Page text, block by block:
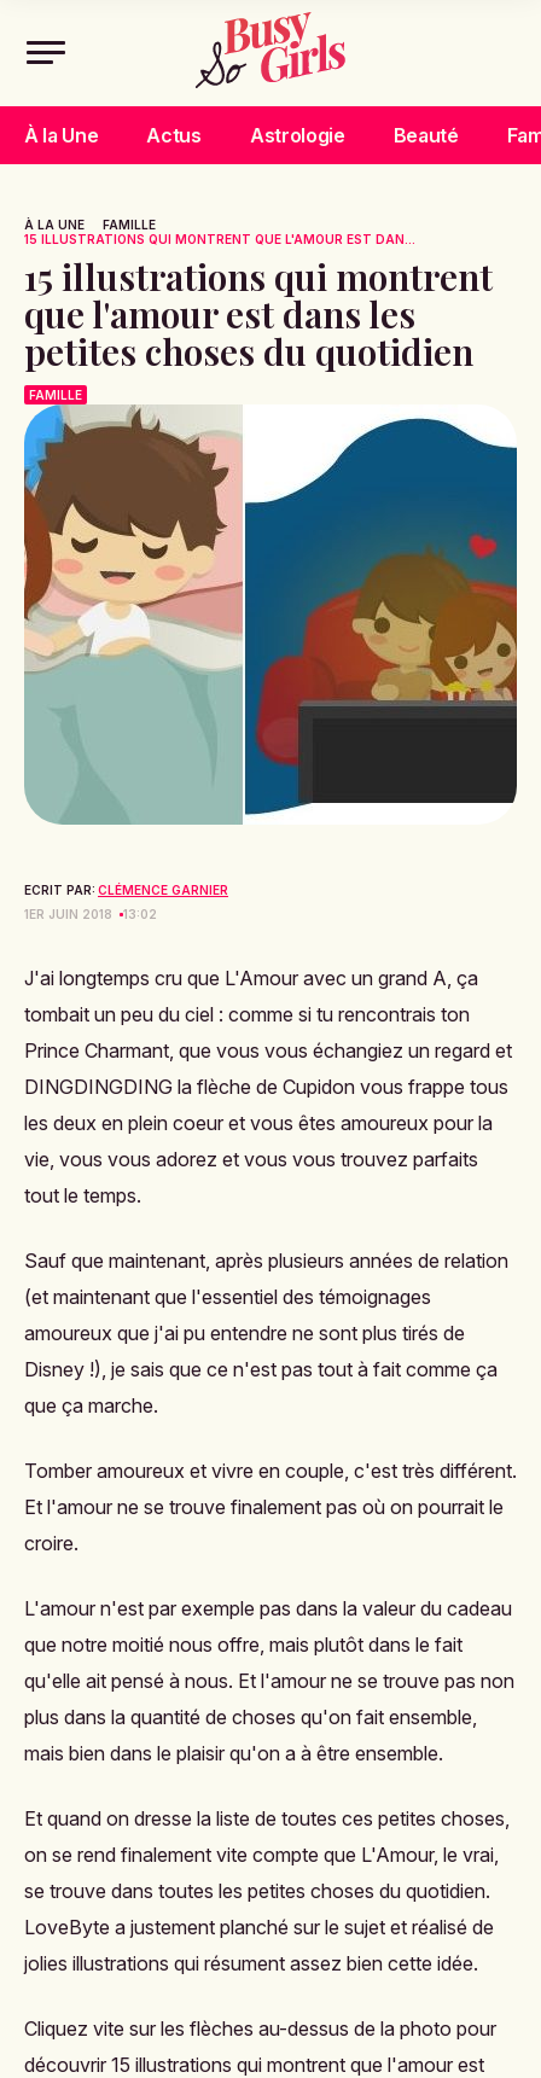
À la Une Actus Astrologie Beauté
À LA UNE
FAMILLE
15 ILLUSTRATIONS QUI MONTRENT QUE L'AMOUR EST DAN...
15 illustrations qui montrent
que l'amour est dans les
petites choses du quotidien
FAMILLE
ECRIT PAR: CLÉMENCE GARNIER
1ER JUIN 2018
13:02
J'ai longtemps cru que L'Amour avec un grand A, ça
tombait un peu du ciel : comme si tu rencontrais ton
Prince Charmant, que vous vous échangiez un regard et
DINGDINGDING la flèche de Cupidon vous frappe tous
les deux en plein coeur et vous êtes amoureux pour la
vie, vous vous adorez et vous vous trouvez parfaits
tout le temps.
Sauf que maintenant, après plusieurs années de relation
(et maintenant que l'essentiel des témoignages
amoureux que j'ai pu entendre ne sont plus tirés de
Disney !), je sais que ce n'est pas tout à fait comme ça
que ça marche.
Tomber amoureux et vivre en couple, c'est très différent.
Et l'amour ne se trouve finalement pas où on pourrait le
croire.
L'amour n'est par exemple pas dans la valeur du cadeau
que notre moitié nous offre, mais plutôt dans le fait
qu'elle ait pensé à nous. Et l'amour ne se trouve pas non
plus dans la quantité de choses qu'on fait ensemble,
mais bien dans le plaisir qu'on a à être ensemble.
Et quand on dresse la liste de toutes ces petites choses,
on se rend finalement vite compte que L'Amour, le vrai,
se trouve dans toutes les petites choses du quotidien.
LoveByte a justement planché sur le sujet et réalisé de
jolies illustrations qui résument assez bien cette idée.
Cliquez vite sur les flèches au-dessus de la photo pour
découvrir 15 illustrations qui montrent que l'amour est